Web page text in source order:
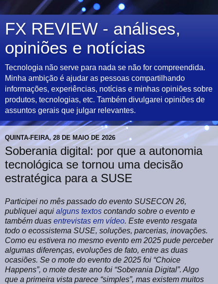
FX REVIEW - análises,
opiniões e notícias
Tecnologia não serve para nada se não for compreendida.
Minha ambição é ajudar as pessoas compartilhando
informações, experiências, notícias e minhas opiniões sobre
produtos, tecnologias, etc. Também divulgarei opiniões de
assuntos gerais que julgar relevantes.
QUINTA-FEIRA, 28 DE MAIO DE 2026
Soberania digital: por que a autonomia
tecnológica se tornou uma decisão
estratégica para a SUSE
Participei no mês passado do evento SUSECON 26,
publiquei aqui alguns textos contando sobre o evento e
também duas entrevistas em vídeo. Este evento resgata
todo o ecossistema SUSE, soluções, parcerias, inovações.
Como eu estivera no mesmo evento em 2025 pude perceber
algumas diferenças, evoluções de fato, entre as duas
ocasiões. Se o mote do evento de 2025 foi “Choice
Happens”, o mote deste ano foi “Soberania Digital”. Algo
que a primeira vista parece “simples”, mas existem muitos